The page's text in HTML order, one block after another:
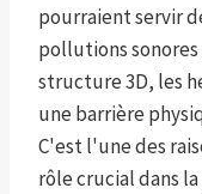
pourraient servir
pollutions sonores
structure 3D, les
une barrière
C'est l'une des
rôle crucial dans